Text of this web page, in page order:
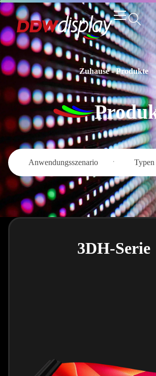
Zuhause-Produkte
Anwendungsszenario Typen
3DH-Serie